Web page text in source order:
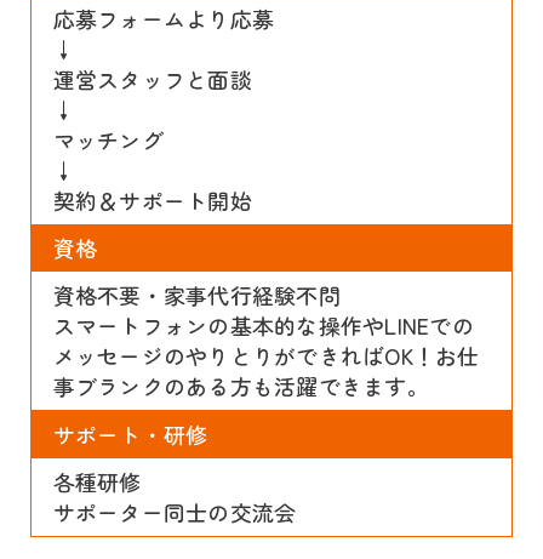
応募フォームより応募
↓
運営スタッフと面談
↓
マッチング
↓
契約＆サポート開始
資格
資格不要・家事代行経験不問
スマートフォンの基本的な操作やLINEでの
メッセージのやりとりができればOK！お仕
事ブランクのある方も活躍できます。
サポート・研修
各種研修
サポーター同士の交流会